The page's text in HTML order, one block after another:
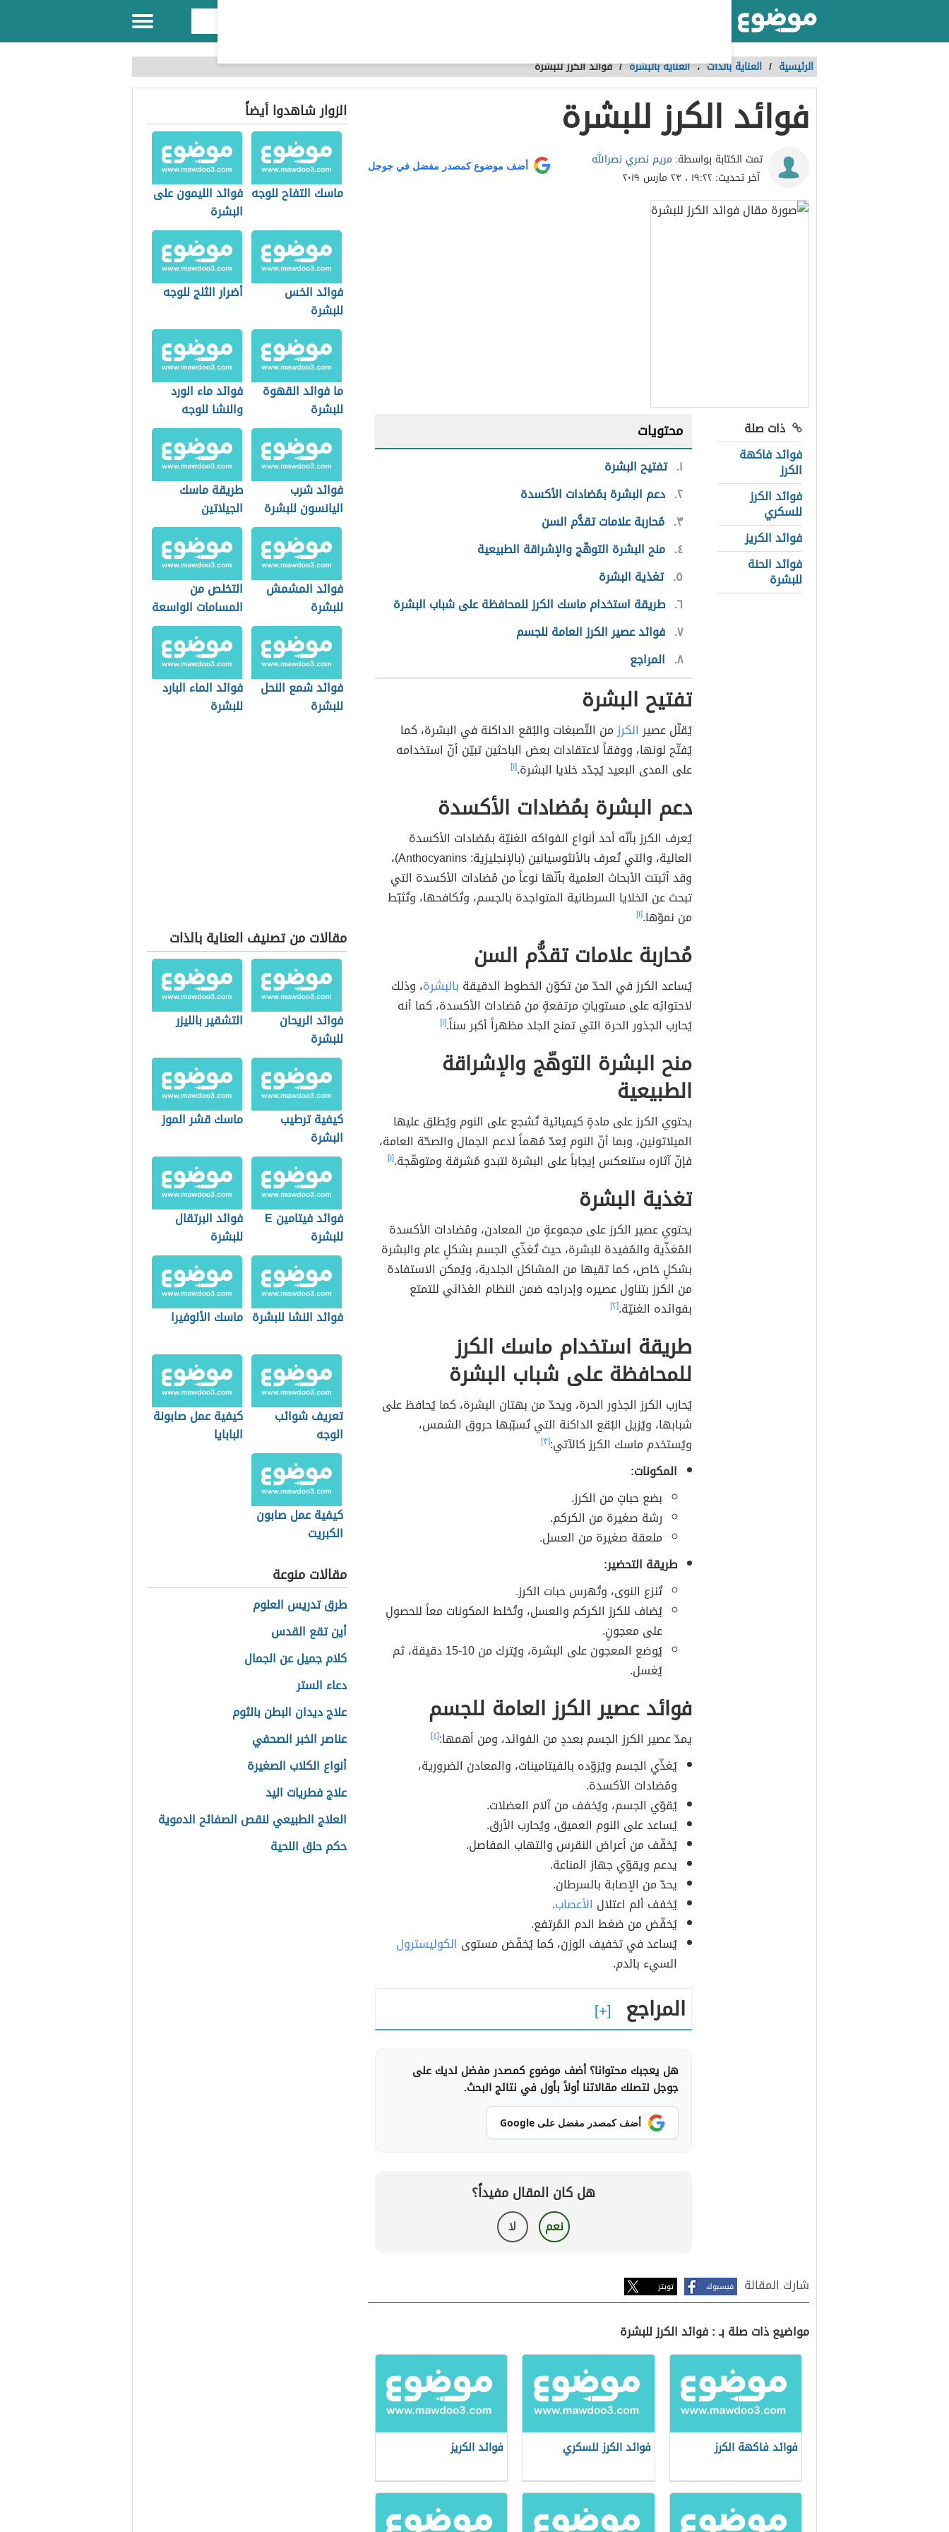
الرئيسية / العناية بالذات،العناية بالبشرة /فوائد الكرز للبشرة
فوائد الكرز للبشرة
تمت الكتابة بواسطة: مريم نصري نصرالله
آخر تحديث:١٩:٢٢ ، ٢٣ مارس ٢٠١٩
أضف موضوع كمصدر مفضل في جوجل
ذات صلة
فوائد فاكهة
الكرز
فوائد الكرز
للسكري
فوائد الكريز
فوائد الحنة
للبشرة
محتويات
١ تفتيح البشرة
٢ دعم البشرة بمُضادات الأكسدة
٣ مُحاربة علامات تقدُّم السن
٤ منح البشرة التوهّج والإشراقة الطبيعية
٥ تغذية البشرة
٦ طريقة استخدام ماسك الكرز للمحافظة على شباب البشرة
٧ فوائد عصير الكرز العامة للجسم
٨ المراجع
تفتيح البشرة
يُقلّل عصيرالكرزمن التّصبغات والبُقع الداكنة في البشرة، كما
يُفتّح لونها، ووفقاً لاعتقادات بعض الباحثين تبيّن أنّ استخدامه
على المدى البعيد يُجدّد خلايا البشرة.[١]
دعم البشرة بمُضادات الأكسدة
يُعرف الكرز بأنّه أحد أنواع الفواكه الغنيّة بمُضادات الأكسدة
العالية، والتي تُعرف بالأنثوسيانين (بالإنجليزية: Anthocyanins)،
وقد أثبتت الأبحاث العلمية بأنّها نوعاً من مُضادات الأكسدة التي
تبحث عن الخلايا السرطانية المتواجدة بالجسم، وتُكافحها، وتُثبّط
من نموّها.[١]
مُحاربة علامات تقدُّم السن
يُساعد الكرز في الحدّ من تكوّن الخطوط الدقيقة بالبشرة، وذلك
لاحتوائِه على مستوياتٍ مرتفعةٍ من مُضادات الأكسدة، كما أنه
يُحارب الجذور الحرة التي تمنح الجلد مظهراً أكبر سناً.[١]
منح البشرة التوهّج والإشراقة
الطبيعية
يحتوي الكرز على مادةٍ كيميائية تُشجع على النوم ويُطلق عليها
الميلاتونين، وبما أنّ النوم يُعدّ مُهماً لدعم الجمال والصحّة العامة،
فإنّ آثاره ستنعكس إيجاباً على البشرة لتبدو مُشرقة ومتوهّجة.[١]
تغذية البشرة
يحتوي عصير الكرز على مجموعةٍ من المعادن، ومُضادات الأكسدة
المُغذّية والمُفيدة للبشرة، حيث تُغذّي الجسم بشكلٍ عام والبشرة
بشكلٍ خاص، كما تقيها من المشاكل الجلدية، ويُمكن الاستفادة
من الكرز بتناول عصيره وإدراجه ضمن النظام الغذائي للتمتع
بفوائده الغنيّة.[٢]
طريقة استخدام ماسك الكرز
للمحافظة على شباب البشرة
يُحارب الكرز الجذور الحرة، ويحدّ من بهتان البشرة، كما يُحافظ على
شبابها، ويُزيل البُقع الداكنة التي تُسبّبها حروق الشمس،
ويُستخدم ماسك الكرز كالآتي:[٣]
المكونات:
بضع حباتٍ من الكرز.
رشة صغيرة من الكركم.
ملعقة صغيرة من العسل.
طريقة التحضير:
تُنزع النوى، وتُهرس حبات الكرز.
يُضاف للكرز الكركم والعسل، وتُخلط المكونات معاً للحصولِ
على معجونٍ.
يُوضع المعجون على البشرة، ويُترك من 10-15 دقيقة، ثم
يُغسل.
فوائد عصير الكرز العامة للجسم
يمدّ عصير الكرز الجسم بعددٍ من الفوائد، ومن أهمها:[٤]
يُغذّي الجسم ويُزوّده بالفيتامينات، والمعادن الضرورية،
ومُضادات الأكسدة.
يُقوّي الجسم، ويُخفف من آلام العضلات.
يُساعد على النوم العميق، ويُحارب الأرق.
يُخفّف من أعراض النقرس والتهاب المفاصل.
يدعم ويقوّي جهاز المناعة.
يحدّ من الإصابة بالسرطان.
يُخفف ألم اعتلال الأعصاب.
يُخفّض من ضغط الدم المُرتفع.
يُساعد في تخفيف الوزن، كما يُخفّض مستوى الكوليسترول
السيء بالدم.
المراجع
هل يعجبك محتوانا؟ أضف موضوع كمصدر مفضل لديك على
جوجل لتصلك مقالاتنا أولاً بأول في نتائج البحث.
أضف كمصدر مفضل على Google
هل كان المقال مفيداً؟
نعم لا
شارك المقالة فيسبوك تويتر
مواضيع ذات صلة بـ : فوائد الكرز للبشرة
فوائد فاكهة الكرز فوائد الكرز للسكري فوائد الكريز
الزوار شاهدوا أيضاً
ماسك التفاح للوجه فوائد الليمون على
البشرة
فوائد الخس
للبشرة
أضرار الثلج للوجه
ما فوائد القهوة
للبشرة
فوائد ماء الورد
والنشا للوجه
فوائد شرب
اليانسون للبشرة
طريقة ماسك
الجيلاتين
فوائد المشمش
للبشرة
التخلص من
المسامات الواسعة
في الوجه
فوائد شمع النحل
للبشرة
فوائد الماء البارد
للبشرة
مقالات من تصنيف العناية بالذات
فوائد الريحان
للبشرة
التشقير بالليزر
كيفية ترطيب
البشرة
ماسك قشر الموز
فوائد فيتامين E
للبشرة
فوائد البرتقال
للبشرة
فوائد النشا للبشرة ماسك الألوفيرا
تعريف شوائب
الوجه
كيفية عمل صابونة
البابايا
كيفية عمل صابون
الكبريت
مقالات منوعة
طرق تدريس العلوم
أين تقع القدس
كلام جميل عن الجمال
دعاء الستر
علاج ديدان البطن بالثوم
عناصر الخبر الصحفي
أنواع الكلاب الصغيرة
علاج فطريات اليد
العلاج الطبيعي لنقص الصفائح الدموية
حكم حلق اللحية